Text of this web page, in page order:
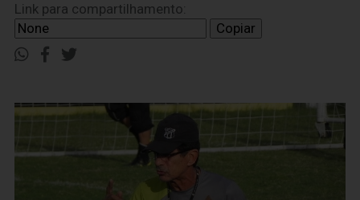
Link para compartilhamento:
Copiar